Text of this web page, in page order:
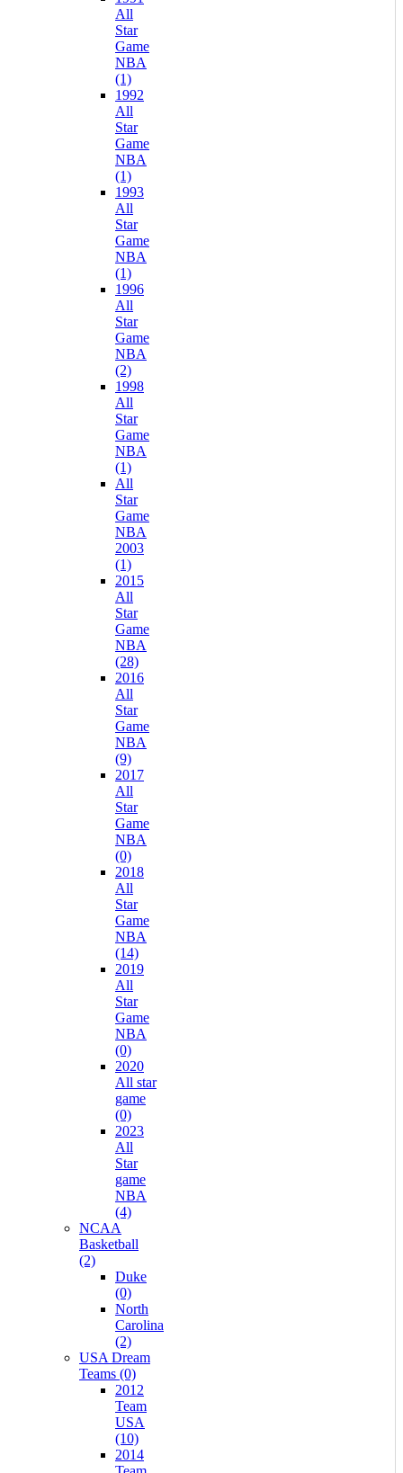
All
Star
Game
NBA
(1)
1992
All
Star
Game
NBA
(1)
1993
All
Star
Game
NBA
(1)
1996
All
Star
Game
NBA
(2)
1998
All
Star
Game
NBA
(1)
All
Star
Game
NBA
2003
(1)
2015
All
Star
Game
NBA
(28)
2016
All
Star
Game
NBA
(9)
2017
All
Star
Game
NBA
(0)
2018
All
Star
Game
NBA
(14)
2019
All
Star
Game
NBA
(0)
2020
All star
game
(0)
2023
All
Star
game
NBA
(4)
NCAA
Basketball
(2)
Duke
(0)
North
Carolina
(2)
USA Dream
Teams (0)
2012
Team
USA
(10)
2014